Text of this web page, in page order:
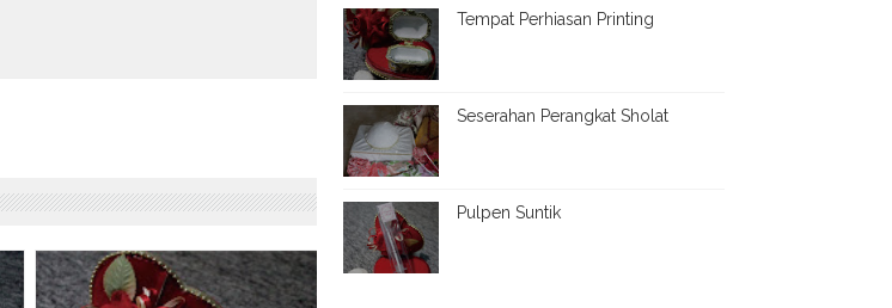
Tempat Perhiasan Printing
Seserahan Perangkat Sholat
Pulpen Suntik